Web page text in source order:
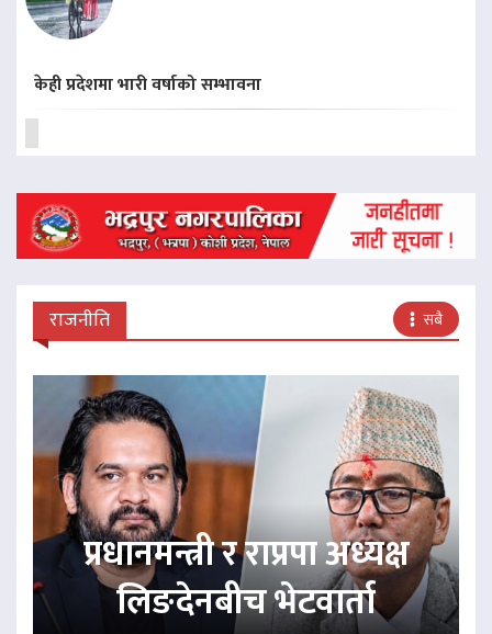
केही प्रदेशमा भारी वर्षाको सम्भावना
राजनीति सबै
प्रधानमन्त्री र राप्रपा अध्यक्ष
लिङदेनबीच भेटवार्ता